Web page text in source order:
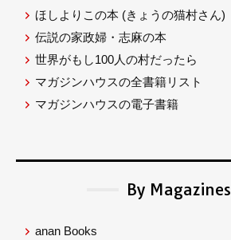
ほしよりこの本 (きょうの猫村さん)
伝説の家政婦・志麻の本
世界がもし100人の村だったら
マガジンハウスの全書籍リスト
マガジンハウスの電子書籍
By Magazines
anan Books